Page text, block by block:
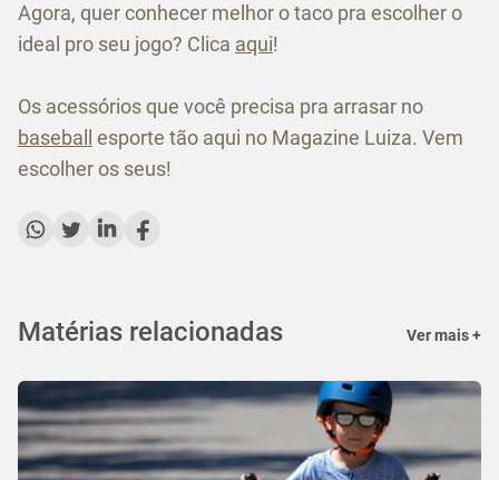
Agora, quer conhecer melhor o taco pra escolher o
ideal pro seu jogo? Clica aqui!
Os acessórios que você precisa pra arrasar no
baseball
esporte tão aqui no Magazine Luiza. Vem
escolher os seus!
Matérias relacionadas Ver mais +